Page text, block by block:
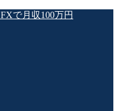
で月収100万円